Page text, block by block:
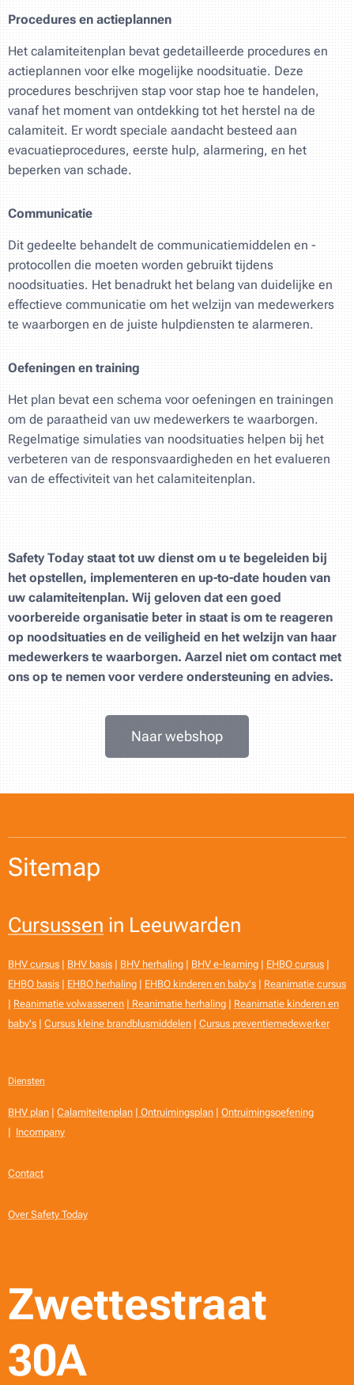
Procedures en actieplannen
Het calamiteitenplan bevat gedetailleerde procedures en
actieplannen voor elke mogelijke noodsituatie. Deze
procedures beschrijven stap voor stap hoe te handelen,
vanaf het moment van ontdekking tot het herstel na de
calamiteit. Er wordt speciale aandacht besteed aan
evacuatieprocedures, eerste hulp, alarmering, en het
beperken van schade.
Communicatie
Dit gedeelte behandelt de communicatiemiddelen en -
protocollen die moeten worden gebruikt tijdens
noodsituaties. Het benadrukt het belang van duidelijke en
effectieve communicatie om het welzijn van medewerkers
te waarborgen en de juiste hulpdiensten te alarmeren.
Oefeningen en training
Het plan bevat een schema voor oefeningen en trainingen
om de paraatheid van uw medewerkers te waarborgen.
Regelmatige simulaties van noodsituaties helpen bij het
verbeteren van de responsvaardigheden en het evalueren
van de effectiviteit van het calamiteitenplan.
Safety Today staat tot uw dienst om u te begeleiden bij
het opstellen, implementeren en up-to-date houden van
uw calamiteitenplan. Wij geloven dat een goed
voorbereide organisatie beter in staat is om te reageren
op noodsituaties en de veiligheid en het welzijn van haar
medewerkers te waarborgen. Aarzel niet om contact met
ons op te nemen voor verdere ondersteuning en advies.
Naar webshop
Sitemap
Cursussen in Leeuwarden
BHV cursus | BHV basis | BHV herhaling | BHV e-learning | EHBO cursus |
EHBO basis | EHBO herhaling | EHBO kinderen en baby's | Reanimatie cursus
| Reanimatie volwassenen | Reanimatie herhaling | Reanimatie kinderen en
baby's | Cursus kleine brandblusmiddelen | Cursus preventiemedewerker
Diensten
BHV plan | Calamiteitenplan | Ontruimingsplan | Ontruimingsoefening
| Incompany
Contact
Over Safety Today
Zwettestraat
30A